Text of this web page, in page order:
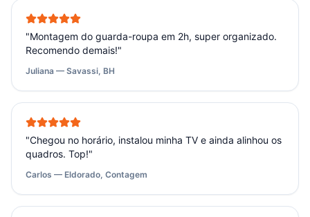
"Montagem do guarda-roupa em 2h, super organizado.
Recomendo demais!"
Juliana — Savassi, BH
"Chegou no horário, instalou minha TV e ainda alinhou os
quadros. Top!"
Carlos — Eldorado, Contagem